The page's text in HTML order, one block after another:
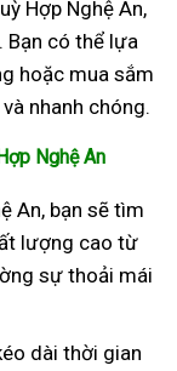
Hợp Nghệ An,
Bạn có thể lựa
hoặc mua sắm
nhanh chóng.
Nghệ An
An, bạn sẽ tìm
lượng cao từ
sự thoải mái
dài thời gian